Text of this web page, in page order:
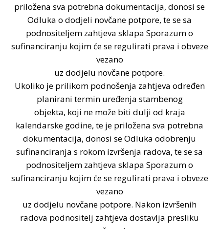
priložena sva potrebna dokumentacija, donosi se
Odluka o dodjeli novčane potpore, te se sa
podnositeljem zahtjeva sklapa Sporazum o
sufinanciranju kojim će se regulirati prava i obveze
vezano
uz dodjelu novčane potpore.
Ukoliko je prilikom podnošenja zahtjeva određen
planirani termin uređenja stambenog
objekta, koji ne može biti dulji od kraja
kalendarske godine, te je priložena sva potrebna
dokumentacija, donosi se Odluka odobrenju
sufinanciranja s rokom izvršenja radova, te se sa
podnositeljem zahtjeva sklapa Sporazum o
sufinanciranju kojim će se regulirati prava i obveze
vezano
uz dodjelu novčane potpore. Nakon izvršenih
radova podnositelj zahtjeva dostavlja presliku